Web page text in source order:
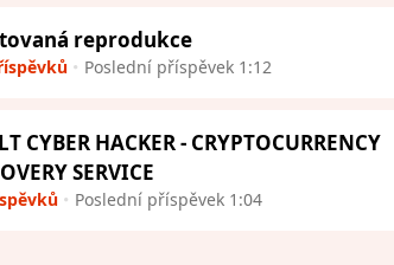
reprodukce
Poslední příspěvek 1:12
CYBER HACKER - CRYPTOCURRENCY
SERVICE
Poslední příspěvek 1:04